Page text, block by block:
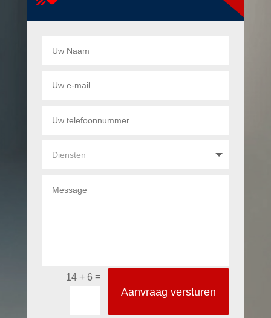
14 + 6 =
Aanvraag versturen